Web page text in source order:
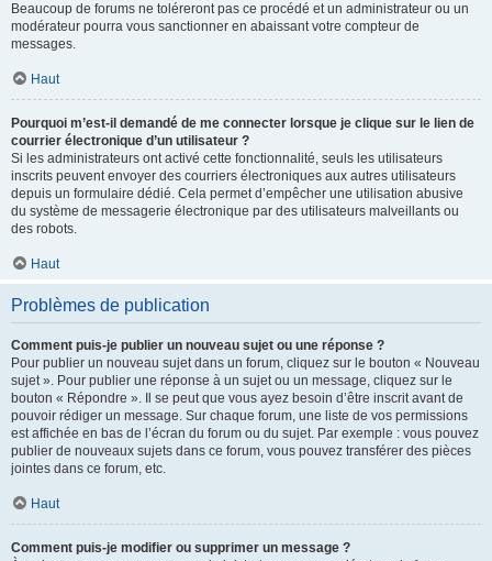
Beaucoup de forums ne toléreront pas ce procédé et un administrateur ou un
modérateur pourra vous sanctionner en abaissant votre compteur de
messages.
Haut
Pourquoi m’est-il demandé de me connecter lorsque je clique sur le lien de
courrier électronique d’un utilisateur ?
Si les administrateurs ont activé cette fonctionnalité, seuls les utilisateurs
inscrits peuvent envoyer des courriers électroniques aux autres utilisateurs
depuis un formulaire dédié. Cela permet d’empêcher une utilisation abusive
du système de messagerie électronique par des utilisateurs malveillants ou
des robots.
Haut
Problèmes de publication
Comment puis-je publier un nouveau sujet ou une réponse ?
Pour publier un nouveau sujet dans un forum, cliquez sur le bouton « Nouveau
sujet ». Pour publier une réponse à un sujet ou un message, cliquez sur le
bouton « Répondre ». Il se peut que vous ayez besoin d’être inscrit avant de
pouvoir rédiger un message. Sur chaque forum, une liste de vos permissions
est affichée en bas de l’écran du forum ou du sujet. Par exemple : vous pouvez
publier de nouveaux sujets dans ce forum, vous pouvez transférer des pièces
jointes dans ce forum, etc.
Haut
Comment puis-je modifier ou supprimer un message ?